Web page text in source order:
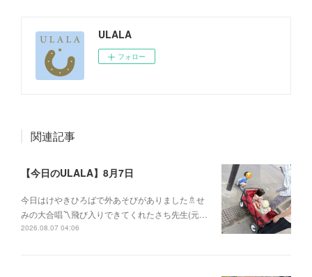
ULALA
フォロー
関連記事
【今日のULALA】8月7日
今日はけやきひろばで外あそびがありました🚿せ
みの大合唱〽飛び入りできてくれたさち先生(元…
2026.08.07 04:06